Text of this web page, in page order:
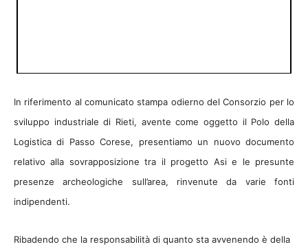
In riferimento al comunicato stampa odierno del Consorzio per lo
sviluppo industriale di Rieti, avente come oggetto il Polo della
Logistica di Passo Corese, presentiamo un nuovo documento
relativo alla sovrapposizione tra il progetto Asi e le presunte
presenze archeologiche sull’area, rinvenute da varie fonti
indipendenti.
Ribadendo che la responsabilità di quanto sta avvenendo è della